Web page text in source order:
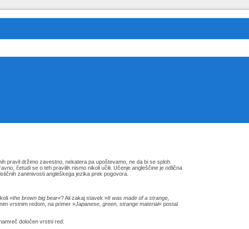
pravil držimo zavestno, nekatera pa upoštevamo, ne da bi se sploh
četudi se o teh pravilih nismo nikoli učili. Učenje angleščine je odlična
zanimivosti angleškega jezika prek pogovora.
»the brown big bear«? Ali zakaj stavek »It was made of a strange,
vrstnim redom, na primer »Japanese, green, strange material« postal
določen vrstni red: